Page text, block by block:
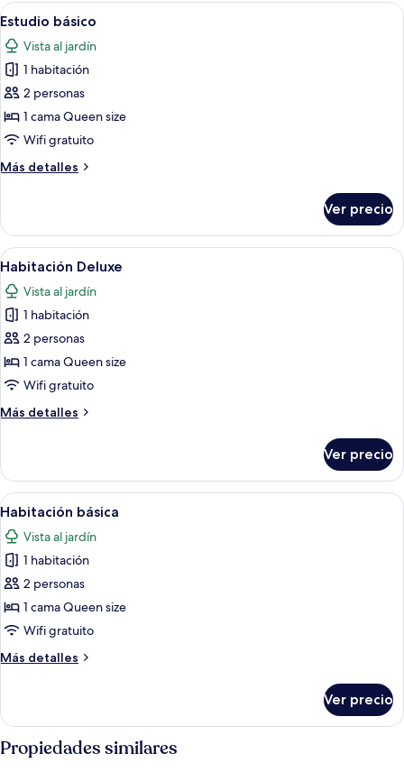
Abrir
todas
las
fotos
de
Estudio
básico
Habitación de hotel con cama,
1
Estudio básico
Vista al jardín
1 habitación
2 personas
1 cama Queen size
Wifi gratuito
Más detalles
Más
básico
Ver precio
Abrir
todas
las
fotos
de
Habitación
Deluxe
Una cama bien hecha con sábanas
2
Habitación Deluxe
Vista al jardín
1 habitación
2 personas
1 cama Queen size
Wifi gratuito
Más detalles
Más
Deluxe
Ver precio
Abrir
todas
las
fotos
de
Habitación
básica
Habitación de hotel con una cama,
1
Habitación básica
Vista al jardín
1 habitación
2 personas
1 cama Queen size
Wifi gratuito
Más detalles
Más
básica
Ver precio
Propiedades similares